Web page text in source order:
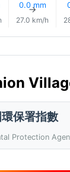
0.0 mm
↑
27.0 km/h
保署指數
Protection